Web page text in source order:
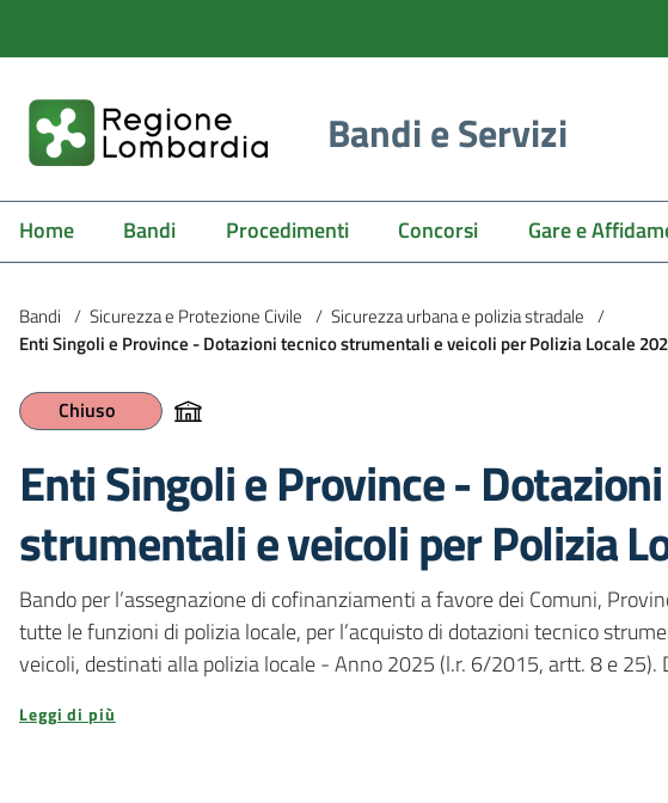
Bandi e Servizi
Home Bandi Procedimenti Concorsi Gare e
Bandi / Sicurezza e Protezione Civile / Sicurezza urbana e polizia stradale /
Enti Singoli e Province - Dotazioni tecnico strumentali e veicoli per Polizia Locale
Chiuso
Enti Singoli e Province -
strumentali e veicoli per Polizia
Bando per l’assegnazione di cofinanziamenti a favore dei Comuni,
tutte le funzioni di polizia locale, per l’acquisto di dotazioni tecnico
veicoli, destinati alla polizia locale - Anno 2025 (l.r. 6/2015, artt. 8 e
Leggi di più